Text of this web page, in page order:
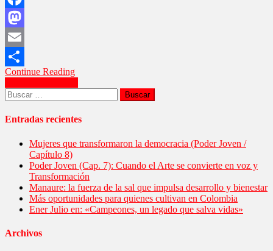
Facebook
Mastodon
Email
Compartir
Continue Reading
Navegación
de
entradas
Buscar:
Entradas recientes
Mujeres que transformaron la democracia (Poder Joven /
Capítulo 8)
Poder Joven (Cap. 7): Cuando el Arte se convierte en voz y
Transformación
Manaure: la fuerza de la sal que impulsa desarrollo y bienestar
Más oportunidades para quienes cultivan en Colombia
Ener Julio en: «Campeones, un legado que salva vidas»
Archivos